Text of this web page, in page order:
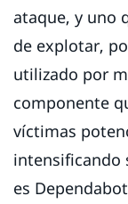
ataque, y uno
de explotar,
utilizado por
componente
víctimas
intensificando
es